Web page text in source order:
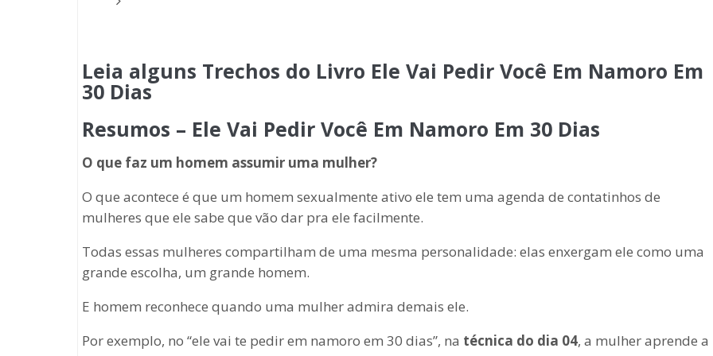
Leia alguns Trechos do Livro Ele Vai Pedir Você Em Namoro Em
30 Dias
Resumos – Ele Vai Pedir Você Em Namoro Em 30 Dias
O que faz um homem assumir uma mulher?
O que acontece é que um homem sexualmente ativo ele tem uma agenda de contatinhos de
mulheres que ele sabe que vão dar pra ele facilmente.
Todas essas mulheres compartilham de uma mesma personalidade: elas enxergam ele como uma
grande escolha, um grande homem.
E homem reconhece quando uma mulher admira demais ele.
Por exemplo, no “ele vai te pedir em namoro em 30 dias”, na técnica do dia 04, a mulher aprende a